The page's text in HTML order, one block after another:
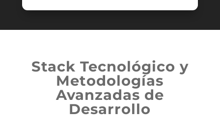
Stack Tecnológico y
Metodologías
Avanzadas de
Desarrollo